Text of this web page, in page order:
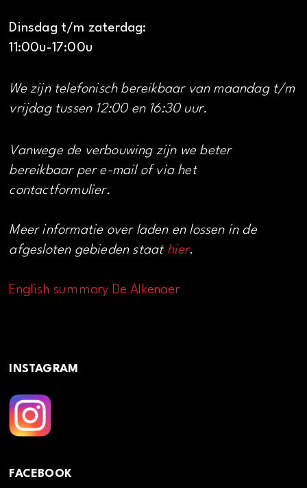
Dinsdag t/m zaterdag:
11:00u-17:00u
We zijn telefonisch bereikbaar van maandag t/m
vrijdag tussen 12:00 en 16:30 uur.
Vanwege de verbouwing zijn we beter
bereikbaar per e-mail of via het
contactformulier.
Meer informatie over laden en lossen in de
afgesloten gebieden staat hier.
English summary De Alkenaer
INSTAGRAM
FACEBOOK